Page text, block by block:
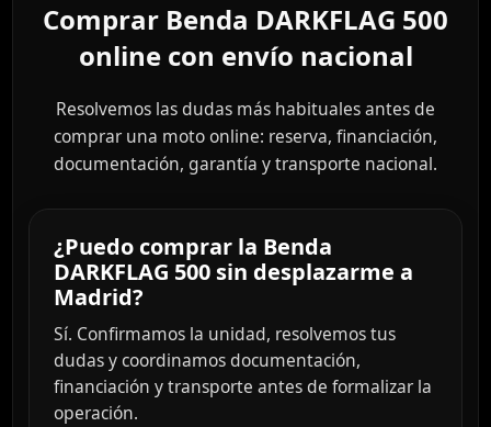
Comprar Benda DARKFLAG 500
online con envío nacional
Resolvemos las dudas más habituales antes de
comprar una moto online: reserva, financiación,
documentación, garantía y transporte nacional.
¿Puedo comprar la Benda
DARKFLAG 500 sin desplazarme a
Madrid?
Sí. Confirmamos la unidad, resolvemos tus
dudas y coordinamos documentación,
financiación y transporte antes de formalizar la
operación.